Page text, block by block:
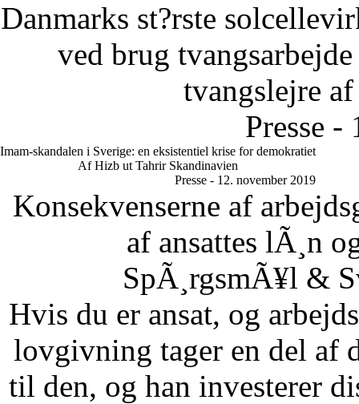
Danmarks st?rste
ved brug
tvangslejre
Presse -
Imam-skandalen i Sverige: en eksistentiel krise for demokratiet
Af Hizb ut Tahrir Skandinavien
Presse - 12. november 2019
Konsekvenserne af
af ansattes lÃ¸n
SpÃ¸rgsmÃ¥l &
Hvis du er ansat, og
lovgivning tager en del af
til den, og han investerer